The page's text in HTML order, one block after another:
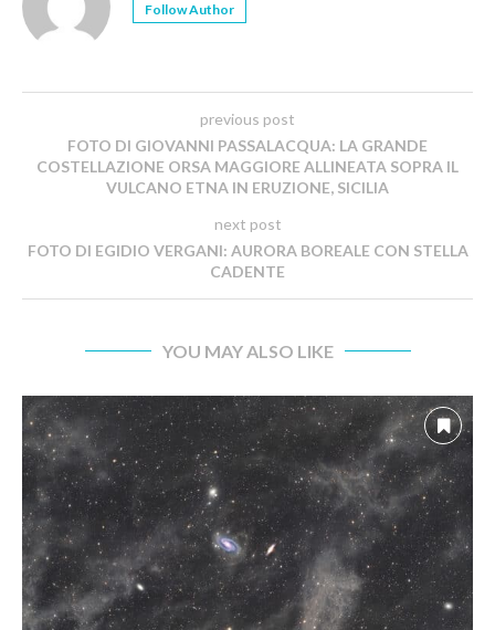
Follow Author
previous post
FOTO DI GIOVANNI PASSALACQUA: LA GRANDE
COSTELLAZIONE ORSA MAGGIORE ALLINEATA SOPRA IL
VULCANO ETNA IN ERUZIONE, SICILIA
next post
FOTO DI EGIDIO VERGANI: AURORA BOREALE CON STELLA
CADENTE
YOU MAY ALSO LIKE